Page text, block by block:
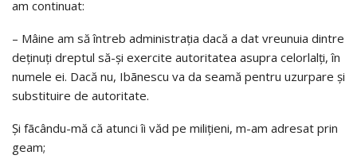
am continuat:
– Mâine am să întreb administraţia dacă a dat vreunuia dintre
deţinuţi dreptul să-şi exercite autoritatea asupra celorlalţi, în
numele ei. Dacă nu, Ibãnescu va da seamă pentru uzurpare şi
substituire de autoritate.
Şi fãcându-mă că atunci îi văd pe miliţieni, m-am adresat prin
geam;